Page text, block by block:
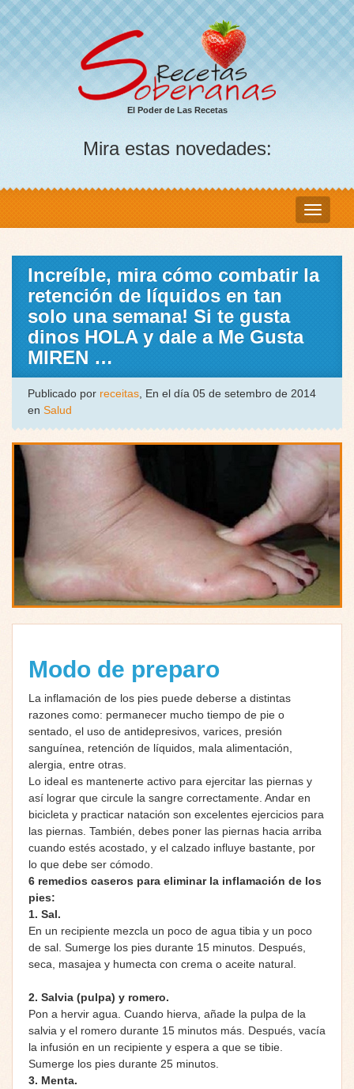
El Poder de Las Recetas
Mira estas novedades:
Increíble, mira cómo combatir la
retención de líquidos en tan
solo una semana! Si te gusta
dinos HOLA y dale a Me Gusta
MIREN …
Publicado por receitas, En el día 05 de setembro de 2014
en Salud
Modo de preparo
La inflamación de los pies puede deberse a distintas
razones como: permanecer mucho tiempo de pie o
sentado, el uso de antidepresivos, varices, presión
sanguínea, retención de líquidos, mala alimentación,
alergia, entre otras.
Lo ideal es mantenerte activo para ejercitar las piernas y
así lograr que circule la sangre correctamente. Andar en
bicicleta y practicar natación son excelentes ejercicios para
las piernas. También, debes poner las piernas hacia arriba
cuando estés acostado, y el calzado influye bastante, por
lo que debe ser cómodo.
6 remedios caseros para eliminar la inflamación de los
pies:
1. Sal.
En un recipiente mezcla un poco de agua tibia y un poco
de sal. Sumerge los pies durante 15 minutos. Después,
seca, masajea y humecta con crema o aceite natural.
2. Salvia (pulpa) y romero.
Pon a hervir agua. Cuando hierva, añade la pulpa de la
salvia y el romero durante 15 minutos más. Después, vacía
la infusión en un recipiente y espera a que se tibie.
Sumerge los pies durante 25 minutos.
3. Menta.